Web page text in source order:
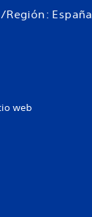
Región: España
web